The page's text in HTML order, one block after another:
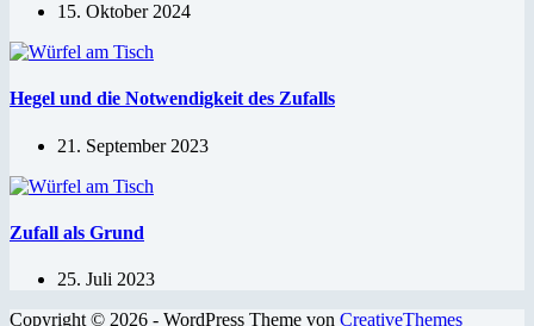
15. Oktober 2024
Hegel und die Notwendigkeit des Zufalls
21. September 2023
Zufall als Grund
25. Juli 2023
Copyright © 2026 - WordPress Theme von CreativeThemes